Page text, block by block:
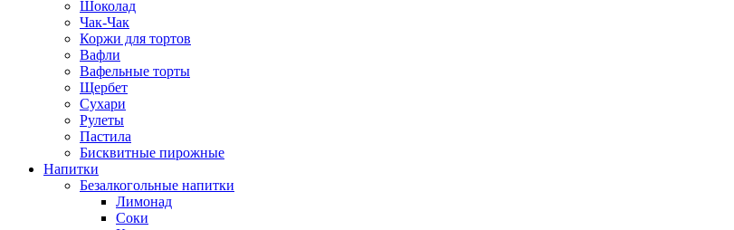
Шоколад
Чак-Чак
Коржи для тортов
Вафли
Вафельные торты
Щербет
Сухари
Рулеты
Пастила
Бисквитные пирожные
Напитки
Безалкогольные напитки
Лимонад
Соки